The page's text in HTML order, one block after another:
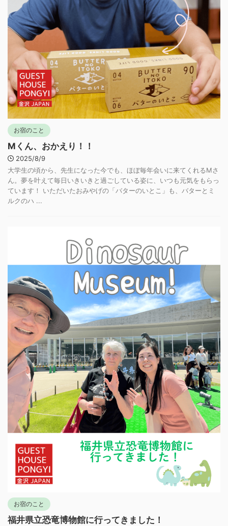
お宿のこと
Mくん、おかえり！！
2025/8/9
大学生の頃から、先生になった今でも、ほぼ毎年会いに来てくれるMさ
ん。夢を叶えて毎日いきいきと過ごしている姿に、いつも元気をもらっ
ています！ いただいたおみやげの「バターのいとこ」も、バターとミ
ルクのハ ...
お宿のこと
福井県立恐竜博物館に行ってきました！